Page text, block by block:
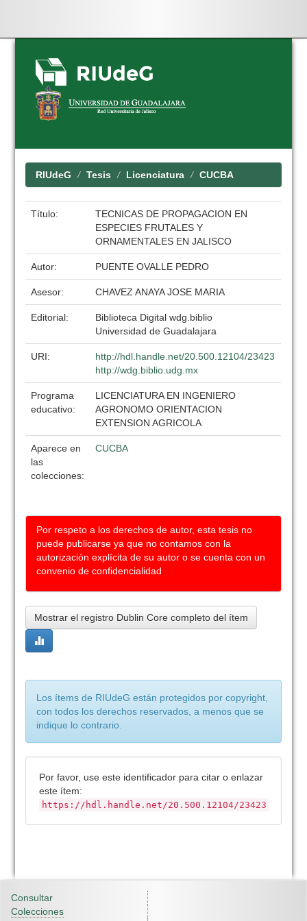
Skip
navigation
RIUdeG Tesis Licenciatura CUCBA
Título:
TECNICAS DE PROPAGACION EN
ESPECIES FRUTALES Y
ORNAMENTALES EN JALISCO
Autor: PUENTE OVALLE PEDRO
Asesor: CHAVEZ ANAYA JOSE MARIA
Editorial:
Biblioteca Digital wdg.biblio
Universidad de Guadalajara
URI:
http://hdl.handle.net/20.500.12104/23423
http://wdg.biblio.udg.mx
Programa
educativo:
LICENCIATURA EN INGENIERO
AGRONOMO ORIENTACION
EXTENSION AGRICOLA
Aparece en
las
colecciones:
CUCBA
Por respeto a los derechos de autor, esta tesis no
puede publicarse ya que no contamos con la
autorización explícita de su autor o se cuenta con un
convenio de confidencialidad
Mostrar el registro Dublin Core completo del ítem
Los ítems de RIUdeG están protegidos por copyright,
con todos los derechos reservados, a menos que se
indique lo contrario.
Por favor, use este identificador para citar o enlazar
este ítem:
https://hdl.handle.net/20.500.12104/23423
Consultar
Colecciones